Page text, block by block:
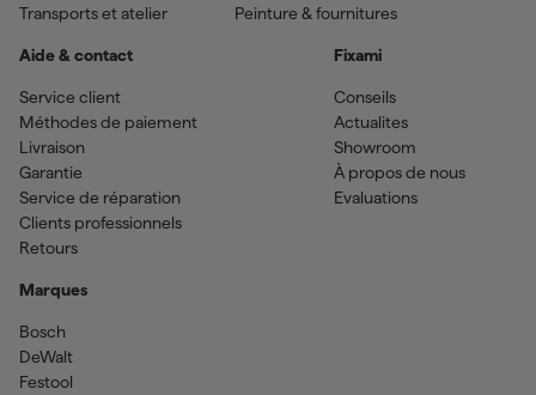
Transports et atelier
Peinture & fournitures
Aide & contact
Service client
Méthodes de paiement
Livraison
Garantie
Service de réparation
Clients professionnels
Retours
Marques
Bosch
DeWalt
Festool
Fixami
Conseils
Actualites
Showroom
À propos de nous
Evaluations